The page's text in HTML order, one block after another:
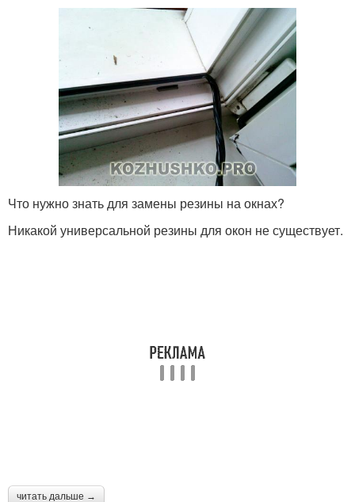
Что нужно знать для замены резины на окнах?
Никакой универсальной резины для окон не существует.
читать дальше →